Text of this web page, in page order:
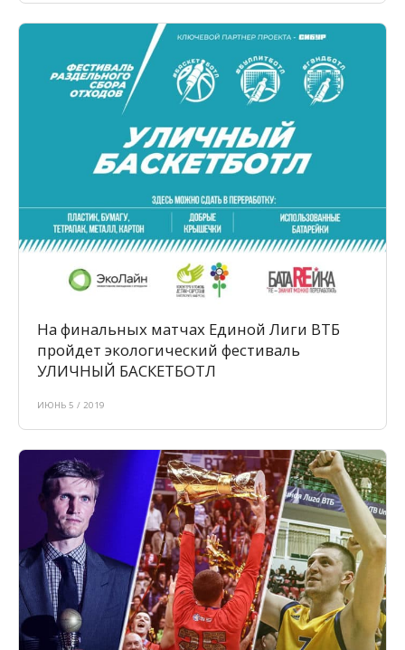
На финальных матчах Единой Лиги ВТБ
пройдет экологический фестиваль
УЛИЧНЫЙ БАСКЕТБОТЛ
ИЮНЬ 5 / 2019